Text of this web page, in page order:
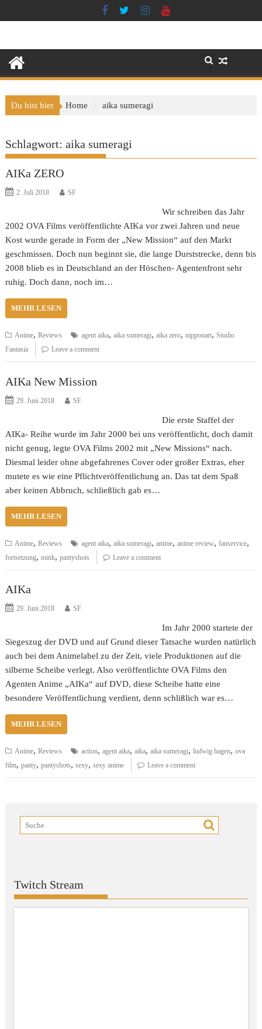
to
Du bist hier Home aika sumeragi
Schlagwort:aika sumeragi
AIKa ZERO
2. Juli 2018 SF
Wir schreiben das Jahr
2002 OVA Films veröffentlichte AIKa vor zwei Jahren und neue
Kost wurde gerade in Form der „New Mission“ auf den Markt
geschmissen. Doch nun beginnt sie, die lange Durststrecke, denn bis
2008 blieb es in Deutschland an der Höschen- Agentenfront sehr
ruhig. Doch dann, noch im…
MEHR LESEN
Anime,Reviews agent aika,aika sumeragi,aika zero,nipponart,Studio
Fantasia
Leave a comment
AIKa New Mission
29. Juni 2018 SF
Die erste Staffel der
AIKa- Reihe wurde im Jahr 2000 bei uns veröffentlicht, doch damit
nicht genug, legte OVA Films 2002 mit „New Missions“ nach.
Diesmal leider ohne abgefahrenes Cover oder großer Extras, eher
mutete es wie eine Pflichtveröffentlichung an. Das tat dem Spaß
aber keinen Abbruch, schließlich gab es…
MEHR LESEN
Anime,Reviews agent aika,aika sumeragi,anime,anime review,fanservice,
fortsetzung,mink,pantyshots Leave a comment
AIKa
29. Juni 2018 SF
Im Jahr 2000 startete der
Siegeszug der DVD und auf Grund dieser Tatsache wurden natürlich
auch bei dem Animelabel zu der Zeit, viele Produktionen auf die
silberne Scheibe verlegt. Also veröffentlichte OVA Films den
Agenten Anime „AIKa“ auf DVD, diese Scheibe hatte eine
besondere Veröffentlichung verdient, denn schlißlich war es…
MEHR LESEN
Anime,Reviews action,agent aika,aika,aika sumeragi,ludwig hagen,ova
film,panty,pantyshots,sexy,sexy anime Leave a comment
Twitch Stream